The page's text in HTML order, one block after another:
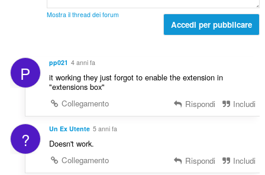
z
ii
z
i
:
l
g
u
d
i
z
i
Mostra il thread dei forum
Accedi per pubblicare
P pp021 4 anni fa
it working they just forgot to enable the extension in
"extensions box"
Collegamento
Rispondi Includi
? Un Ex Utente 5 anni fa
Doesn't work.
Collegamento
Rispondi Includi